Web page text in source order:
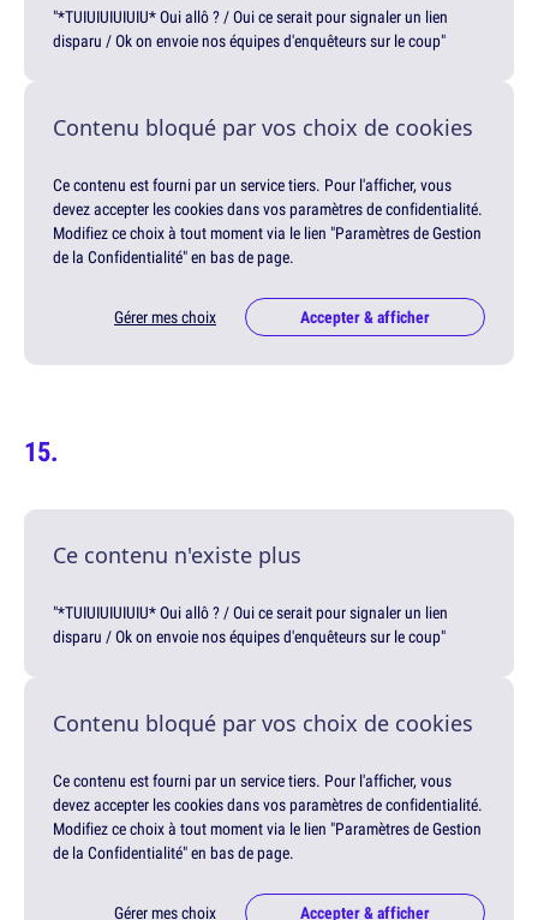
"*TUIUIUIUIUIU* Oui allô ? / Oui ce serait pour signaler un lien
disparu / Ok on envoie nos équipes d'enquêteurs sur le coup"
Contenu bloqué par vos choix de cookies
Ce contenu est fourni par un service tiers. Pour l'afficher, vous
devez accepter les cookies dans vos paramètres de confidentialité.
Modifiez ce choix à tout moment via le lien "Paramètres de Gestion
de la Confidentialité" en bas de page.
Gérer mes choix Accepter & afficher
Ce contenu n'existe plus
"*TUIUIUIUIUIU* Oui allô ? / Oui ce serait pour signaler un lien
disparu / Ok on envoie nos équipes d'enquêteurs sur le coup"
Contenu bloqué par vos choix de cookies
Ce contenu est fourni par un service tiers. Pour l'afficher, vous
devez accepter les cookies dans vos paramètres de confidentialité.
Modifiez ce choix à tout moment via le lien "Paramètres de Gestion
de la Confidentialité" en bas de page.
Gérer mes choix Accepter & afficher